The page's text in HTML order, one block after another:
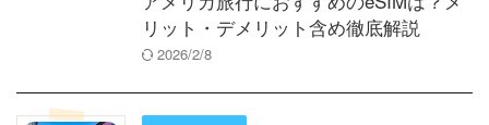
リット・デメリット含め徹底解説
2026/2/8